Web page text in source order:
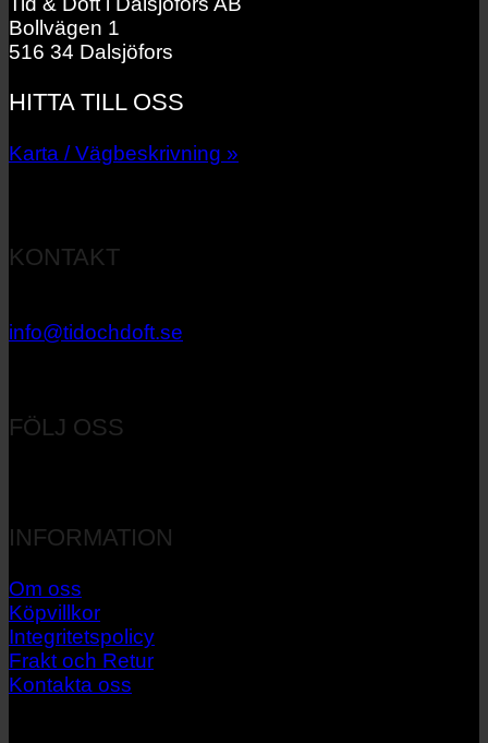
Bollvägen 1
516 34 Dalsjöfors
HITTA TILL OSS
Karta / Vägbeskrivning »
KONTAKT
info@tidochdoft.se
FÖLJ OSS
INFORMATION
Om oss
Köpvillkor
Integritetspolicy
Frakt och Retur
Kontakta oss